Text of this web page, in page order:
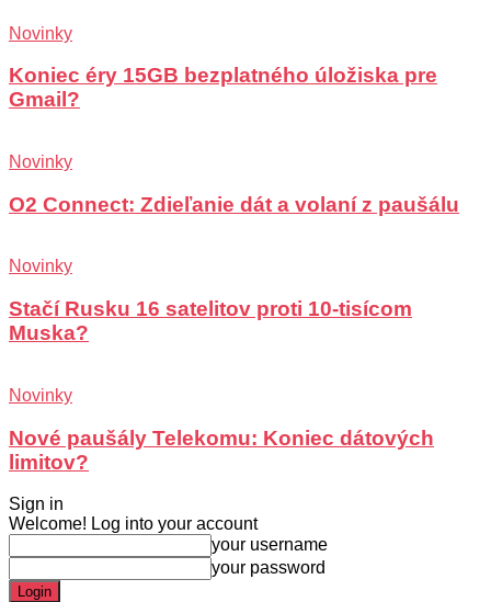
Novinky
Koniec éry 15GB bezplatného úložiska pre
Gmail?
Novinky
O2 Connect: Zdieľanie dát a volaní z paušálu
Novinky
Stačí Rusku 16 satelitov proti 10-tisícom
Muska?
Novinky
Nové paušály Telekomu: Koniec dátových
limitov?
Sign in
Welcome! Log into your account
your username
your password